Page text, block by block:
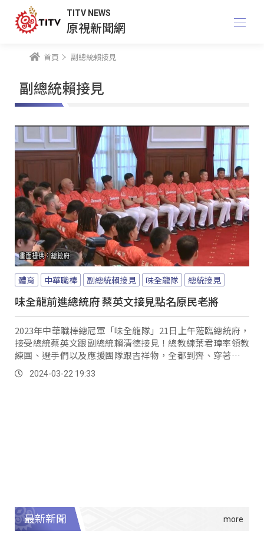
TITV NEWS
原視新聞網
首頁 副總統賴接見
副總統賴接見
體育 中華職棒 副總統賴接見 味全龍隊 總統接見
味全龍前進總統府 蔡英文接見點名原民老將
2023年中華職棒總冠軍「味全龍隊」21日上午蒞臨總統府，
接受總統蔡英文跟副總統賴清德接見！總教練葉君璋率領教
練團、選手們以及應援團隊跟吉祥物，全都到齊、穿著招牌
紅色球衣跟白色球褲。
2024-03-22 19:33
最新新聞